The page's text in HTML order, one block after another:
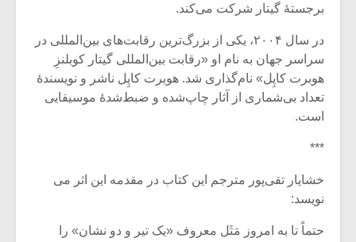
برجستۀ گیتار شرکت‌ می‌کند.
در سال ۲۰۰۴، یکی از بزرگ‌ترین رقابت‌های بین‌المللی در
سراسر جهان به نام او «رقابت بین‌المللی گیتار کوبلنزِ
هوبرت کاپِل» نام‌گذاری‌ شد. هوبرت کاپِل ناشر و نویسندۀ
تعداد بی‌شماری از آثار چاپ‌شده و ضبط‌شدۀ موسیقایی
است.
***
خشایار تقی‌پور مترجم این کتاب در مقدمه این اثر می
نویسد:
حتماً تا به امروز مَثَل معروف «یک تیر و دو نشان» را